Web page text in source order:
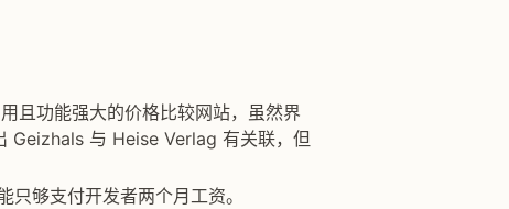
且功能强大的价格比较网站，虽然界
Geizhals 与 Heise Verlag 有关联，但
够支付开发者两个月工资。